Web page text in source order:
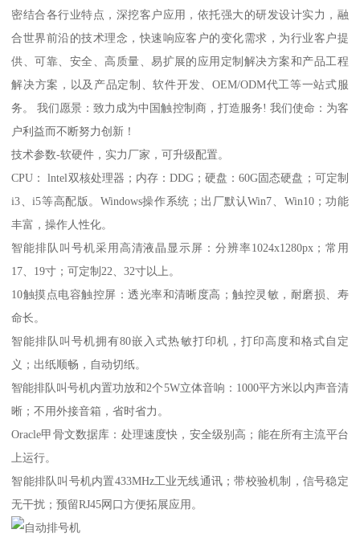
密结合各行业特点，深挖客户应用，依托强大的研发设计实力，融
合世界前沿的技术理念，快速响应客户的变化需求，为行业客户提
供、可靠、安全、高质量、易扩展的应用定制解决方案和产品工程
解决方案，以及产品定制、软件开发、OEM/ODM代工等一站式服
务。 我们愿景：致力成为中国触控制商，打造服务! 我们使命：为客
户利益而不断努力创新！
技术参数-软硬件，实力厂家，可升级配置。
CPU： lntel双核处理器；内存：DDG；硬盘：60G固态硬盘；可定制
i3、i5等高配版。Windows操作系统；出厂默认Win7、Win10；功能
丰富，操作人性化。
智能排队叫号机采用高清液晶显示屏：分辨率1024x1280px；常用
17、19寸；可定制22、32寸以上。
10触摸点电容触控屏：透光率和清晰度高；触控灵敏，耐磨损、寿
命长。
智能排队叫号机拥有80嵌入式热敏打印机，打印高度和格式自定
义；出纸顺畅，自动切纸。
智能排队叫号机内置功放和2个5W立体音响：1000平方米以内声音清
晰；不用外接音箱，省时省力。
Oracle甲骨文数据库：处理速度快，安全级别高；能在所有主流平台
上运行。
智能排队叫号机内置433MHz工业无线通讯；带校验机制，信号稳定
无干扰；预留RJ45网口方便拓展应用。